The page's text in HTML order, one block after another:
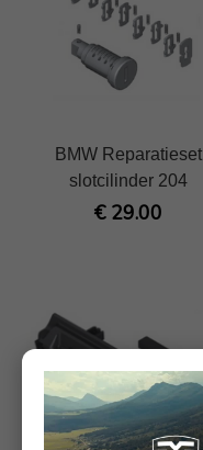
BMW Reparatieset
slotcilinder 204
€ 29.00